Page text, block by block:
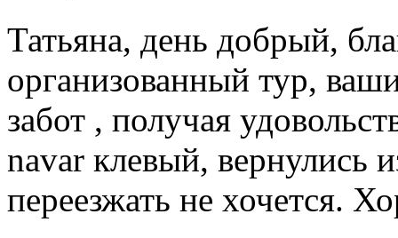
Татьяна, день добрый,
организованный тур,
забот , получая
navar клевый, вернулись
переезжать не хочется.